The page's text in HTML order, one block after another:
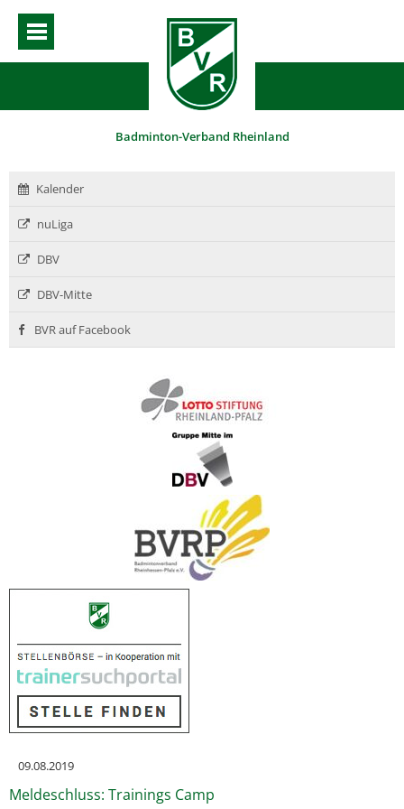
Badminton-Verband Rheinland
Kalender
nuLiga
DBV
DBV-Mitte
BVR auf Facebook
09.08.2019
Meldeschluss: Trainings Camp